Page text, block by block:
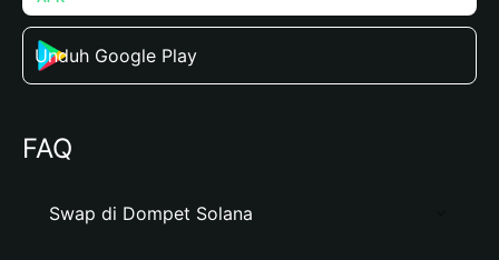
Unduh Google Play
FAQ
Swap di Dompet Solana